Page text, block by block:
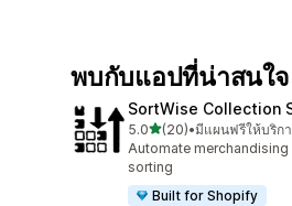
พบกับแอปที่น่าสนใจ
SortWise Collection
5.0เต็ม 5 ดาว
(20)
ทั้งหมด 20 รีวิว
•มีแผนฟรีให้บริก
Automate
sorting
Built for Shopify